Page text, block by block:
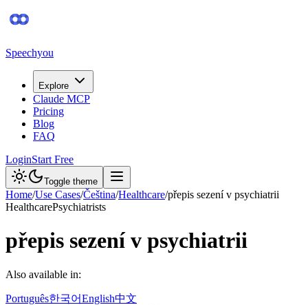
Speechyou
Explore
Claude MCP
Pricing
Blog
FAQ
LoginStart Free
Toggle theme
Home/Use Cases/Čeština/Healthcare/přepis sezení v psychiatrii
HealthcarePsychiatrists
přepis sezení v psychiatrii
Also available in:
Português한국어English中文